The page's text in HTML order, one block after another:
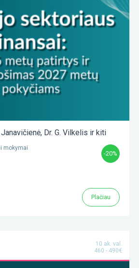
Janavičienė, Dr. G. Vilkelis ir kiti
mokymai
-20%
Plačiau
10 ak. val.
460 - 490€